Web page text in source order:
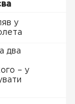
у
два
– у